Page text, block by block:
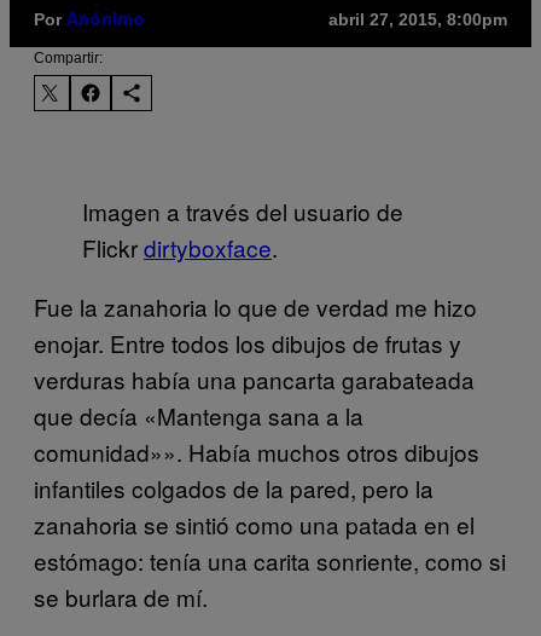
Por Anónimo abril 27, 2015, 8:00pm
Compartir:
Imagen a través del usuario de
Flickrdirtyboxface.
Fue la zanahoria lo que de verdad me hizo
enojar. Entre todos los dibujos de frutas y
verduras había una pancarta garabateada
que decía «Mantenga sana a la
comunidad»». Había muchos otros dibujos
infantiles colgados de la pared, pero la
zanahoria se sintió como una patada en el
estómago: tenía una carita sonriente, como si
se burlara de mí.